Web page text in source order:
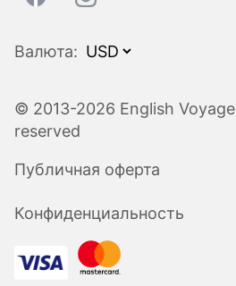
Валюта:
© 2013-2026 English
reserved
Публичная оферта
Конфиденциальность